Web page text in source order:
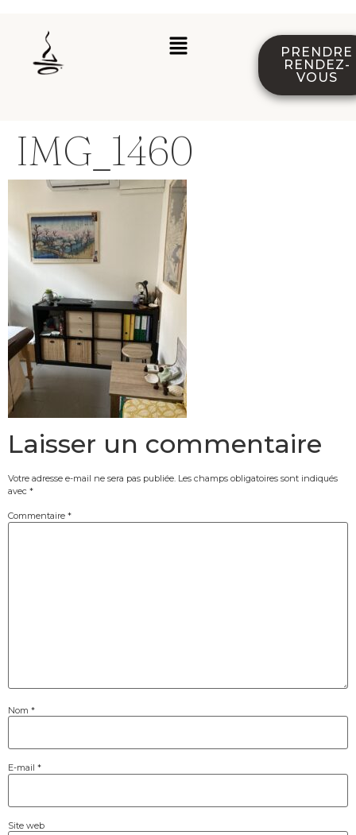
PRENDRE
RENDEZ-
VOUS
IMG_1460
Laisser un commentaire
Votre adresse e-mail ne sera pas publiée. Les champs obligatoires sont indiqués
avec *
Commentaire *
Nom *
E-mail *
Site web